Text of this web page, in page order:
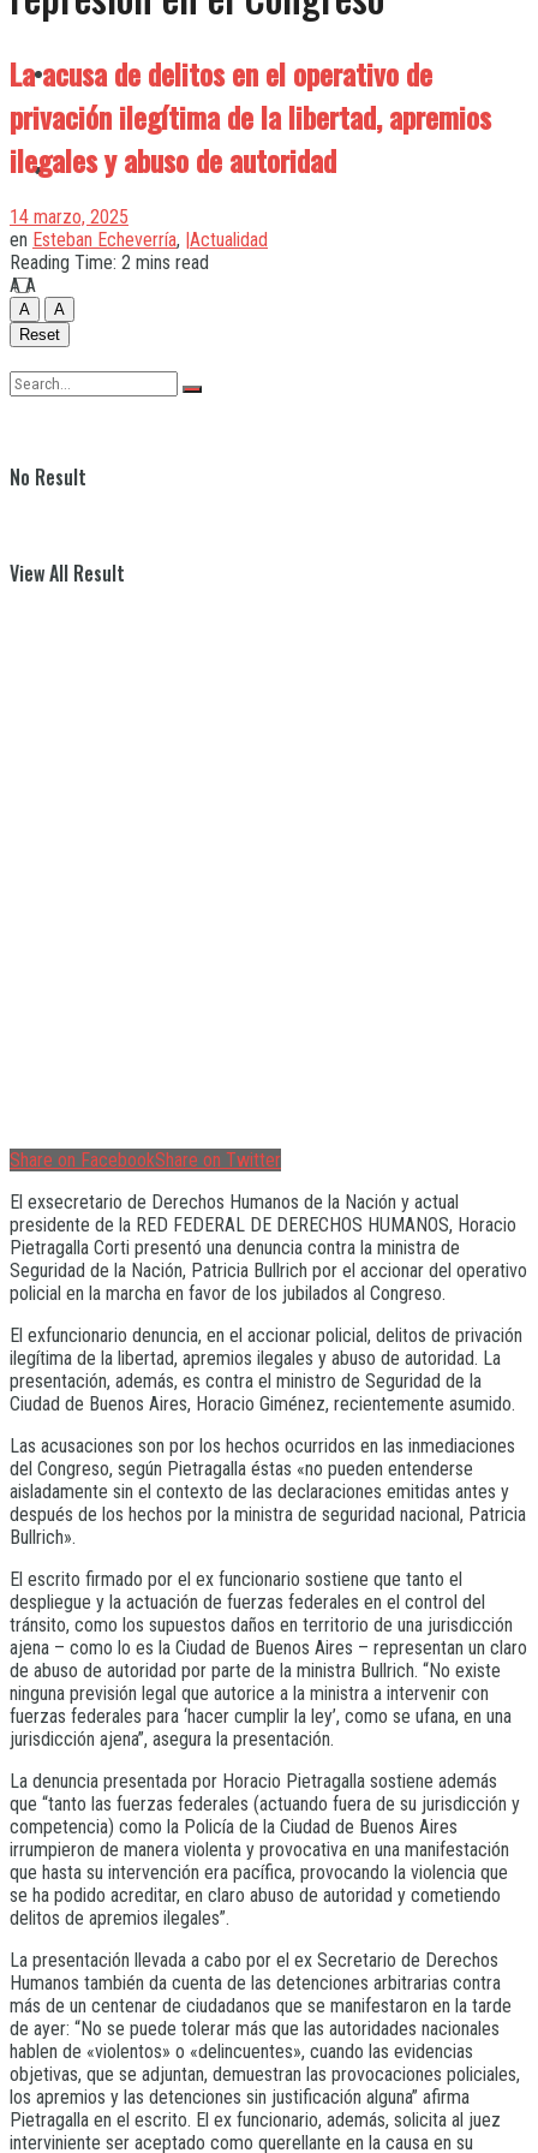
Quilmes
Varela
No Result
View All Result
La acusa de delitos en el operativo de
privación ilegítima de la libertad, apremios
ilegales y abuso de autoridad
14 marzo, 2025
en Esteban Echeverría, |Actualidad
Reading Time: 2 mins read
A A
A
A
Reset
Share on FacebookShare on Twitter
El exsecretario de Derechos Humanos de la Nación y actual
presidente de la RED FEDERAL DE DERECHOS HUMANOS, Horacio
Pietragalla Corti presentó una denuncia contra la ministra de
Seguridad de la Nación, Patricia Bullrich por el accionar del operativo
policial en la marcha en favor de los jubilados al Congreso.
El exfuncionario denuncia, en el accionar policial, delitos de privación
ilegítima de la libertad, apremios ilegales y abuso de autoridad. La
presentación, además, es contra el ministro de Seguridad de la
Ciudad de Buenos Aires, Horacio Giménez, recientemente asumido.
Las acusaciones son por los hechos ocurridos en las inmediaciones
del Congreso, según Pietragalla éstas «no pueden entenderse
aisladamente sin el contexto de las declaraciones emitidas antes y
después de los hechos por la ministra de seguridad nacional, Patricia
Bullrich».
El escrito firmado por el ex funcionario sostiene que tanto el
despliegue y la actuación de fuerzas federales en el control del
tránsito, como los supuestos daños en territorio de una jurisdicción
ajena – como lo es la Ciudad de Buenos Aires – representan un claro
de abuso de autoridad por parte de la ministra Bullrich. “No existe
ninguna previsión legal que autorice a la ministra a intervenir con
fuerzas federales para ‘hacer cumplir la ley’, como se ufana, en una
jurisdicción ajena”, asegura la presentación.
La denuncia presentada por Horacio Pietragalla sostiene además
que “tanto las fuerzas federales (actuando fuera de su jurisdicción y
competencia) como la Policía de la Ciudad de Buenos Aires
irrumpieron de manera violenta y provocativa en una manifestación
que hasta su intervención era pacífica, provocando la violencia que
se ha podido acreditar, en claro abuso de autoridad y cometiendo
delitos de apremios ilegales”.
La presentación llevada a cabo por el ex Secretario de Derechos
Humanos también da cuenta de las detenciones arbitrarias contra
más de un centenar de ciudadanos que se manifestaron en la tarde
de ayer: “No se puede tolerar más que las autoridades nacionales
hablen de «violentos» o «delincuentes», cuando las evidencias
objetivas, que se adjuntan, demuestran las provocaciones policiales,
los apremios y las detenciones sin justificación alguna” afirma
Pietragalla en el escrito. El ex funcionario, además, solicita al juez
interviniente ser aceptado como querellante en la causa en su